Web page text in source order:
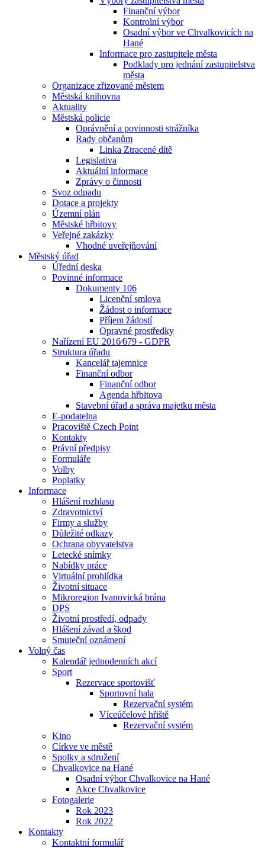
Finanční výbor
Kontrolní výbor
Osadní výbor ve Chvalkovicích na
Hané
Informace pro zastupitele města
Podklady pro jednání zastupitelstva
města
Organizace zřizované městem
Městská knihovna
Aktuality
Městská policie
Oprávnění a povinnosti strážníka
Rady občanům
Linka Ztracené dítě
Legislativa
Aktuální informace
Zprávy o činnosti
Svoz odpadu
Dotace a projekty
Územní plán
Městské hřbitovy
Veřejné zakázky
Vhodné uveřejňování
Městský úřad
Úřední deska
Povinné informace
Dokumenty 106
Licenční smlova
Žádost o informace
Příjem žádostí
Opravné prostředky
Nařízení EU 2016⁄679 - GDPR
Struktura úřadu
Kancelář tajemnice
Finanční odbor
Finanční odbor
Agenda hřbitova
Stavební úřad a správa majetku města
E-podatelna
Pracoviště Czech Point
Kontakty
Právní předpisy
Formuláře
Volby
Poplatky
Informace
Hlášení rozhlasu
Zdravotnictví
Firmy a služby
Důležité odkazy
Ochrana obyvatelstva
Letecké snímky
Nabídky práce
Virtuální prohlídka
Životní situace
Mikroregion Ivanovická brána
DPS
Životní prostředí, odpady
Hlášení závad a škod
Smuteční oznámení
Volný čas
Kalendář jednodenních akcí
Sport
Rezervace sportovišť
Sportovní hala
Rezervační systém
Víceúčelové hřiště
Rezervační systém
Kino
Církve ve městě
Spolky a sdružení
Chvalkovice na Hané
Osadní výbor Chvalkovice na Hané
Akce Chvalkovice
Fotogalerie
Rok 2023
Rok 2022
Kontakty
Kontaktní formulář